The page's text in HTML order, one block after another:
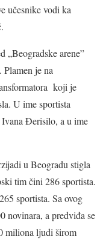
učesnike vodi ka
„Beogradske arene”
je na
koji je
U ime sportista
Đerisilo, a u ime
u Beogradu stigla
tim čini 286 sportista.
sportista. Sa ovog
novinara, a predviđa se
miliona ljudi širom